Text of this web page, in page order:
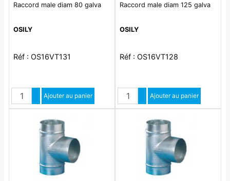
Raccord male diam 80 galva
OSILY
Réf : OS16VT131
QuantitéAugmenter quantité
Diminuer quantité
Ajouter au panier
Raccord male diam 125 galva
OSILY
Réf : OS16VT128
QuantitéAugmenter quantité
Diminuer quantité
Ajouter au panier